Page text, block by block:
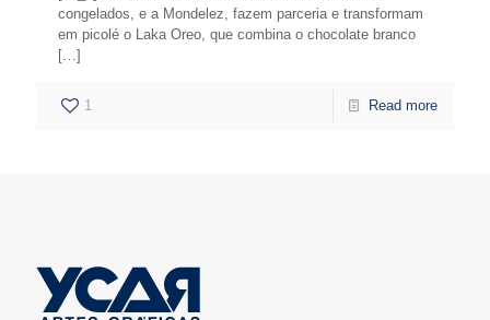
congelados, e a Mondelez, fazem parceria e transformam
em picolé o Laka Oreo, que combina o chocolate branco
[…]
1 Read more